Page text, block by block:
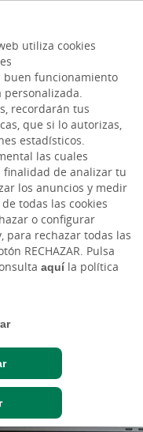
utiliza cookies
buen funcionamiento
personalizada.
recordarán tus
que si lo autorizas,
estadísticos.
las cuales
de analizar tu
los anuncios y medir
todas las cookies
o configurar
para rechazar todas las
RECHAZAR. Pulsa
aquíla política
y
la sección "Blog"